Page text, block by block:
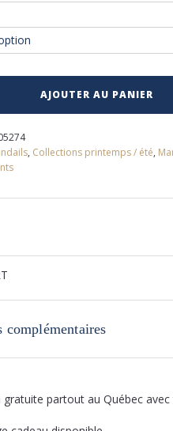
AJOUTER AU PANIER
, Collections printemps / été,
complémentaires
gratuite partout au Québec